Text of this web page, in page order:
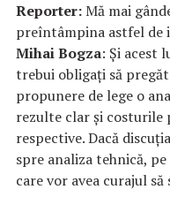
Reporter:Mă mai
preîntâmpina astfel de
Mihai Bogza: Și acest
trebui obligați să
propunere de lege o
rezulte clar și
respective. Dacă
spre analiza tehnică,
care vor avea curajul